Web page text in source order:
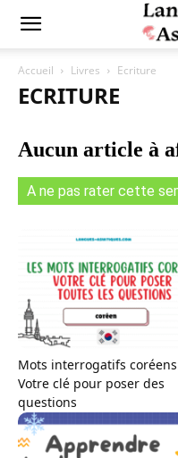
Accueil Livres Ecriture
ECRITURE
Aucun article à
A ne pas rater cette
Mots interrogatifs
Votre clé pour poser des
questions